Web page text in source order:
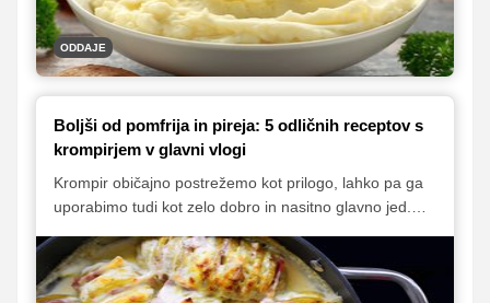
ODDAJE
Boljši od pomfrija in pireja: 5 odličnih receptov s
krompirjem v glavni vlogi
Krompir običajno postrežemo kot prilogo, lahko pa ga
uporabimo tudi kot zelo dobro in nasitno glavno jed.
najljubših receptov.